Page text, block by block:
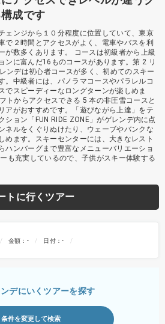
成です
ェンジから１０分程度に位置していて、東京
で２時間とアクセスがよく、電車やバスを利
が数多くあります。 コースは初級者から上級
ンに富んだ16ものコースがあります。第 2 リ
ンデは初心者コースが多く、初めてのスキー
。中級者には、パノラマコースやパラレルコ
でスピーディーなロングターンが楽しめま
トからアクセスできる 5 本の非圧雪コースと
アがおすすめです。「遊びながら上達」をテ
ション「FUN RIDE ZONE」がゲレンデ内に点
ネルをくぐりぬけたり、ウェーブやバンクな
めます。スキーセンターには、大きなレスト
ハンバーグまで豊富なメニューバリエーショ
も充実しているので、子供がスキー体験する
トに行くツアー
金額：-
日付：-
デにいくツアーを探す
条件を変更して検索